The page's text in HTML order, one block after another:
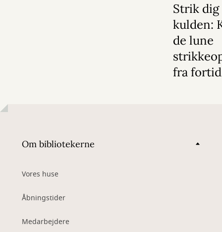
november
Strik dig
kulden:
de lune
fra
Om bibliotekerne
Vores huse
Åbningstider
Medarbejdere